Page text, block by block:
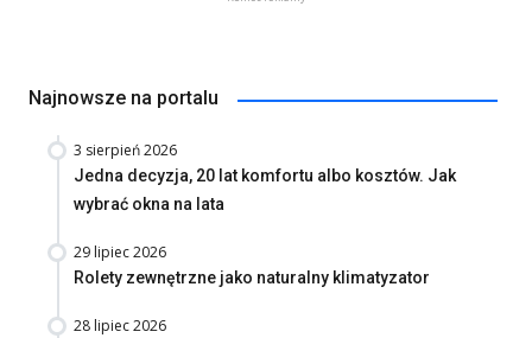
Najnowsze na portalu
3 sierpień 2026
Jedna decyzja, 20 lat komfortu albo kosztów. Jak
wybrać okna na lata
29 lipiec 2026
Rolety zewnętrzne jako naturalny klimatyzator
28 lipiec 2026